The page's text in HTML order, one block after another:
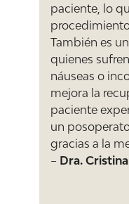
paciente, lo
También es
quienes
náuseas o
mejora la
paciente
un
gracias a la
– Dra.